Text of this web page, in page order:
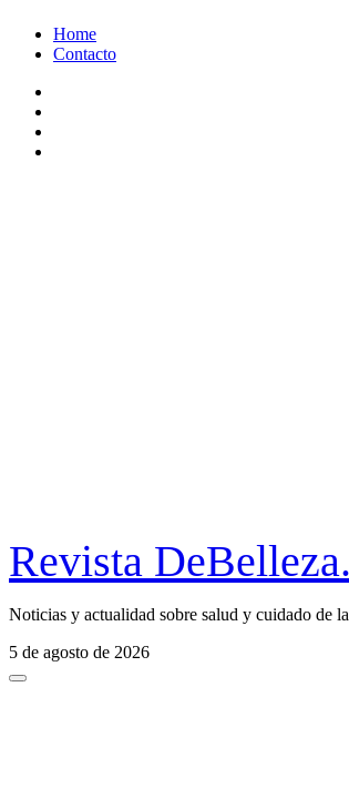
Home
Contacto
Revista
Noticias y actualidad sobre salud y cuidado de
5 de agosto de 2026